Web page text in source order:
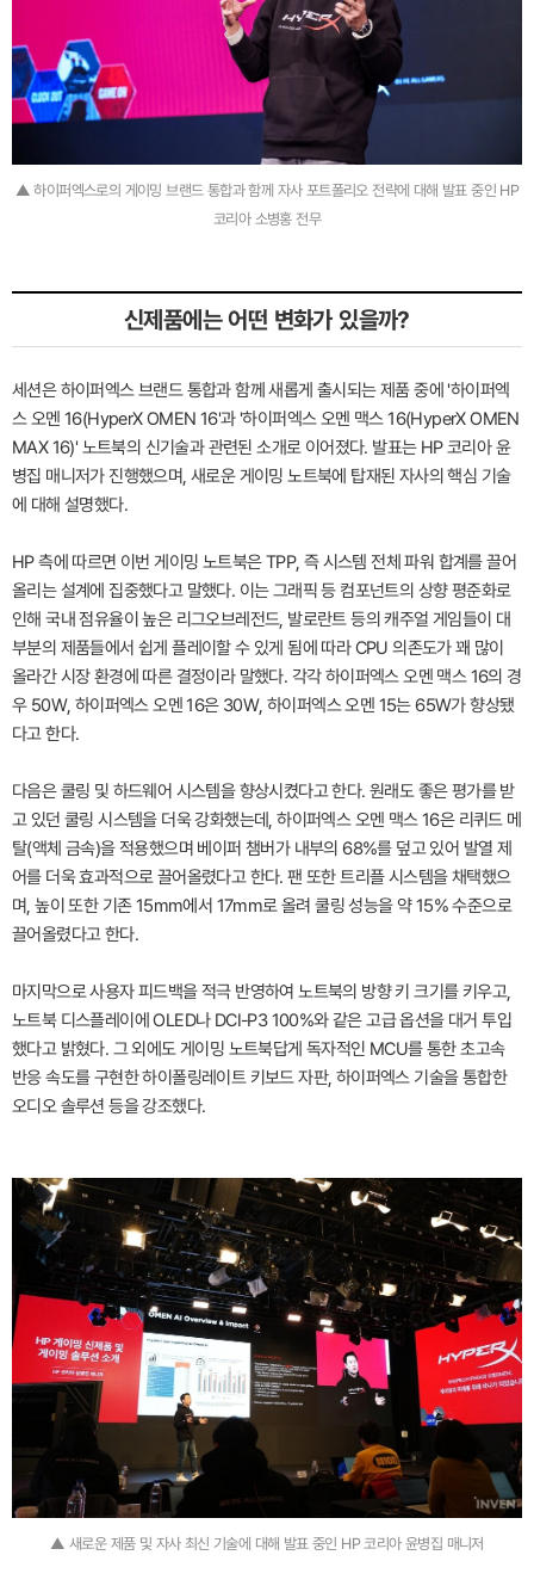
▲ 하이퍼엑스로의 게이밍 브랜드 통합과 함께 자사 포트폴리오 전략에 대해 발표 중인 HP
코리아 소병홍 전무
신제품에는 어떤 변화가 있을까?
세션은 하이퍼엑스 브랜드 통합과 함께 새롭게 출시되는 제품 중에 '하이퍼엑
스 오멘 16(HyperX OMEN 16'과 '하이퍼엑스 오멘 맥스 16(HyperX OMEN
MAX 16)' 노트북의 신기술과 관련된 소개로 이어졌다. 발표는 HP 코리아 윤
병집 매니저가 진행했으며, 새로운 게이밍 노트북에 탑재된 자사의 핵심 기술
에 대해 설명했다.
HP 측에 따르면 이번 게이밍 노트북은 TPP, 즉 시스템 전체 파워 합계를 끌어
올리는 설계에 집중했다고 말했다. 이는 그래픽 등 컴포넌트의 상향 평준화로
인해 국내 점유율이 높은 리그오브레전드, 발로란트 등의 캐주얼 게임들이 대
부분의 제품들에서 쉽게 플레이할 수 있게 됨에 따라 CPU 의존도가 꽤 많이
올라간 시장 환경에 따른 결정이라 말했다. 각각 하이퍼엑스 오멘 맥스 16의 경
우 50W, 하이퍼엑스 오멘 16은 30W, 하이퍼엑스 오멘 15는 65W가 향상됐
다고 한다.
다음은 쿨링 및 하드웨어 시스템을 향상시켰다고 한다. 원래도 좋은 평가를 받
고 있던 쿨링 시스템을 더욱 강화했는데, 하이퍼엑스 오멘 맥스 16은 리퀴드 메
탈(액체 금속)을 적용했으며 베이퍼 챔버가 내부의 68%를 덮고 있어 발열 제
어를 더욱 효과적으로 끌어올렸다고 한다. 팬 또한 트리플 시스템을 채택했으
며, 높이 또한 기존 15mm에서 17mm로 올려 쿨링 성능을 약 15% 수준으로
끌어올렸다고 한다.
마지막으로 사용자 피드백을 적극 반영하여 노트북의 방향 키 크기를 키우고,
노트북 디스플레이에 OLED나 DCI-P3 100%와 같은 고급 옵션을 대거 투입
했다고 밝혔다. 그 외에도 게이밍 노트북답게 독자적인 MCU를 통한 초고속
반응 속도를 구현한 하이폴링레이트 키보드 자판, 하이퍼엑스 기술을 통합한
오디오 솔루션 등을 강조했다.
▲ 새로운 제품 및 자사 최신 기술에 대해 발표 중인 HP 코리아 윤병집 매니저